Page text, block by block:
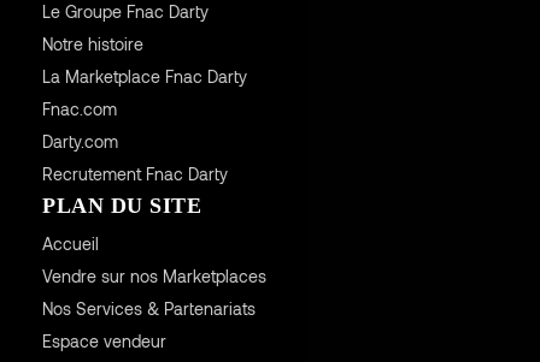
Le Groupe Fnac Darty
Notre histoire
La Marketplace Fnac Darty
Fnac.com
Darty.com
Recrutement Fnac Darty
PLAN DU SITE
Accueil
Vendre sur nos Marketplaces
Nos Services & Partenariats
Espace vendeur